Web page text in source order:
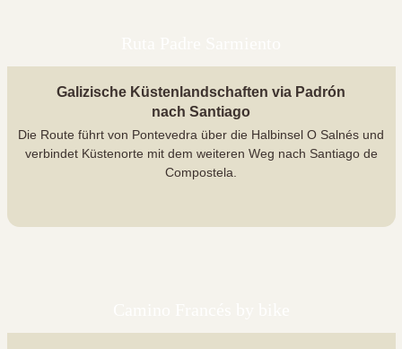
Galizische Küstenlandschaften via Padrón
nach Santiago
Die Route führt von Pontevedra über die Halbinsel O Salnés und
verbindet Küstenorte mit dem weiteren Weg nach Santiago de
Compostela.